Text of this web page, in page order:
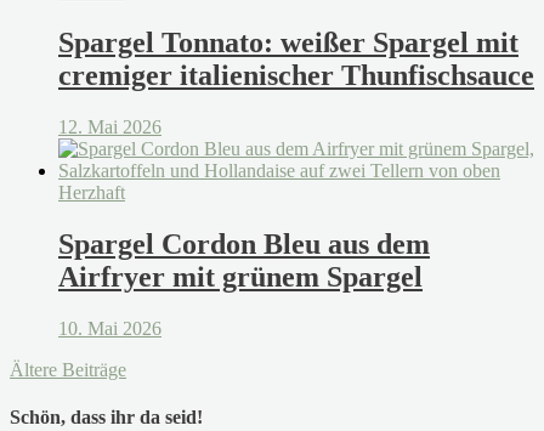
Spargel Tonnato: weißer Spargel mit
cremiger italienischer Thunfischsauce
12. Mai 2026
Herzhaft
Spargel Cordon Bleu aus dem
Airfryer mit grünem Spargel
10. Mai 2026
Ältere Beiträge
Schön, dass ihr da seid!